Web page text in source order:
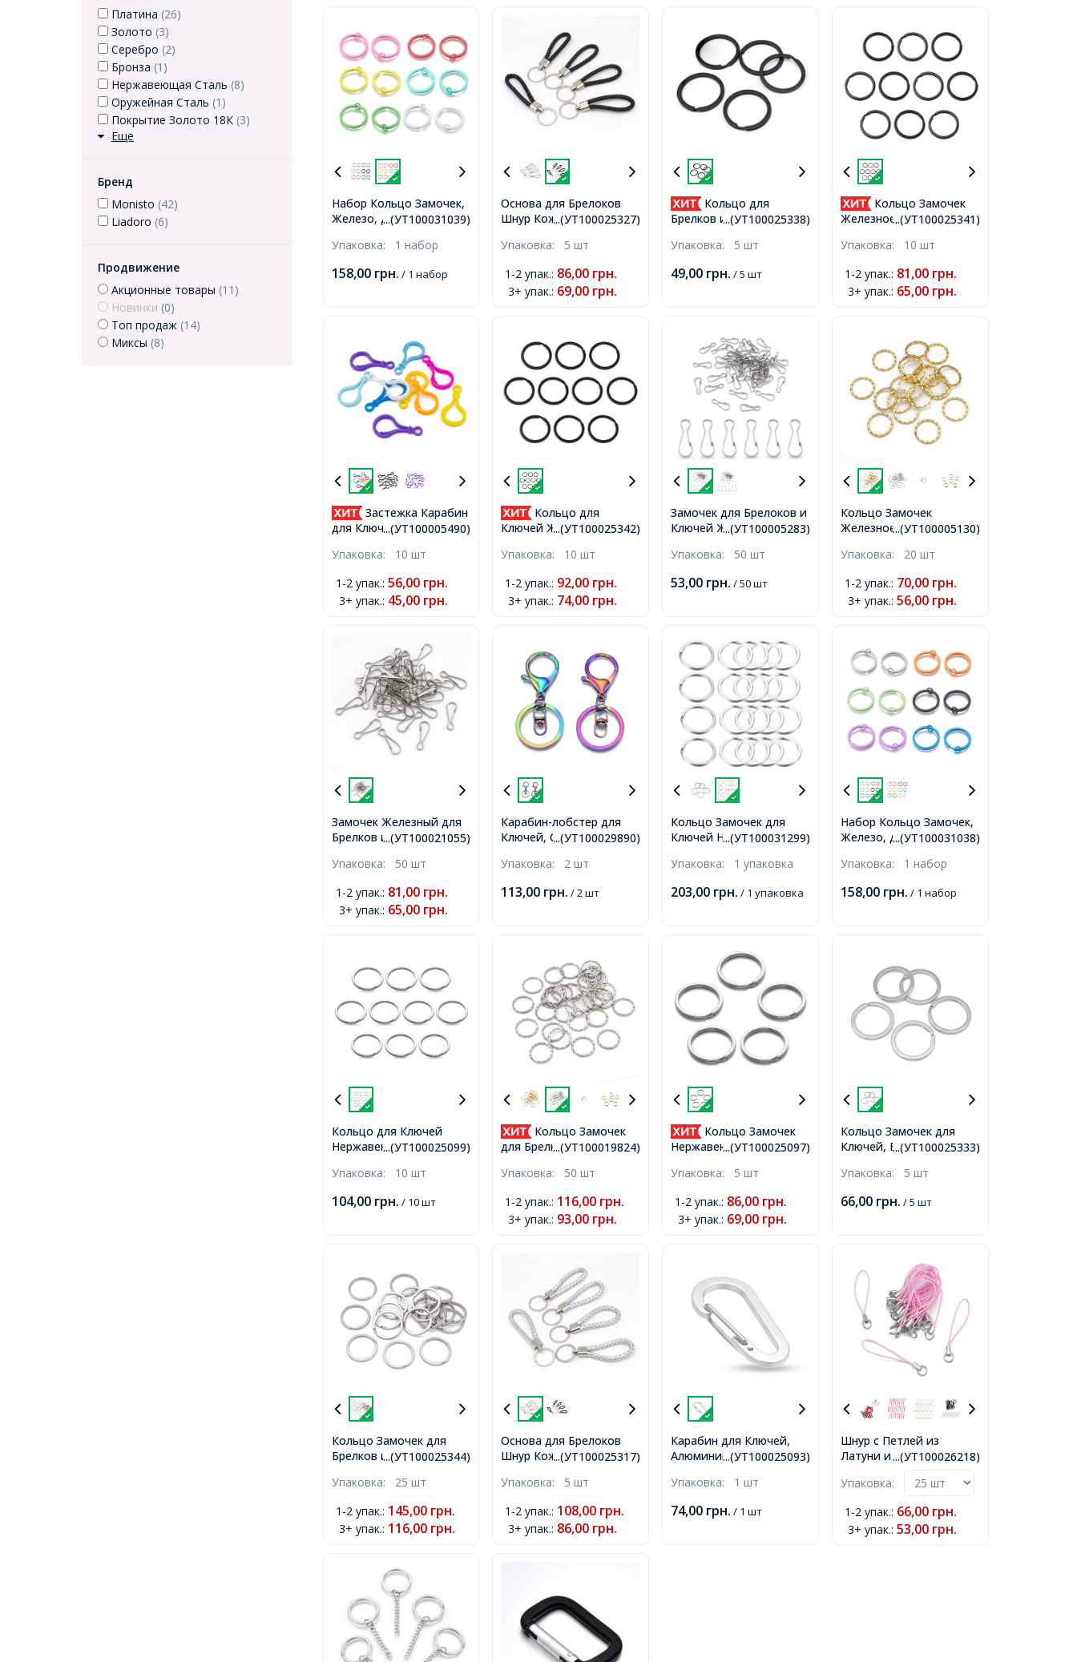
Платина (26)
Золото (3)
Серебро (2)
Бронза (1)
Нержавеющая Сталь (8)
Оружейная Сталь (1)
Покрытие Золото 18К (3)
Еще
Бренд
Monisto (42)
Liadoro (6)
Продвижение
Акционные товары (11)
Новинки (0)
Топ продаж (14)
Миксы (8)
...(УТ100031039)
Набор Кольцо Замочек,
Железо, для Брелоков и
Цвет: Микс, Размер:
диаметр: 24мм, 12шт/
Упаковка: 1 набор
158,00 грн. / 1 набор
...(УТ100025327)
Основа для Брелоков
Шнур Кожаный, Черная,
Упаковка: 5 шт
1-2 упак.: 86,00 грн.
3+ упак.: 69,00 грн.
...(УТ100025338)
Кольцо для
Брелков и Ключей,
Сталь, 32мм,
26.8мм,
Упаковка: 5 шт
49,00 грн. / 5 шт
...(УТ100025341)
Кольцо Замочек
Железное для Брелоков
28мм, Внутренний
Упаковка: 10 шт
1-2 упак.: 81,00 грн.
3+ упак.: 65,00 грн.
...(УТ100005490)
Застежка Карабин
для Ключей, Пластик,
51x25x3мм, Отверстие
Упаковка: 10 шт
1-2 упак.: 56,00 грн.
3+ упак.: 45,00 грн.
...(УТ100025342)
Кольцо для
Ключей Железное,
Внутренний Диаметр
Упаковка: 10 шт
1-2 упак.: 92,00 грн.
3+ упак.: 74,00 грн.
...(УТ100005283)
Замочек для Брелоков и
Ключей Железный,
Внутренний диаметр
Упаковка: 50 шт
53,00 грн. / 50 шт
...(УТ100005130)
Кольцо Замочек
Железное для Брелоков
25х1мм,
Упаковка: 20 шт
1-2 упак.: 70,00 грн.
3+ упак.: 56,00 грн.
...(УТ100021055)
Замочек Железный для
Брелков и Ключей,
Упаковка: 50 шт
1-2 упак.: 81,00 грн.
3+ упак.: 65,00 грн.
...(УТ100029890)
Карабин-лобстер для
Ключей, Сплав с
и кольцом, Цвет:
69мм, Карабин
Упаковка: 2 шт
113,00 грн. / 2 шт
...(УТ100031299)
Кольцо Замочек для
Ключей Нержавеющая
упаковка,
Упаковка: 1 упаковка
203,00 грн. / 1 упаковка
...(УТ100031038)
Набор Кольцо Замочек,
Железо, для Брелоков и
Цвет: Микс, Размер:
диаметр: 24мм, 12шт/
Упаковка: 1 набор
158,00 грн. / 1 набор
...(УТ100025099)
Кольцо для Ключей
Нержавеющая сталь,
Упаковка: 10 шт
104,00 грн. / 10 шт
...(УТ100019824)
Кольцо Замочек
для Брелков и Ключей
25х1.5мм,
Упаковка: 50 шт
1-2 упак.: 116,00 грн.
3+ упак.: 93,00 грн.
...(УТ100025097)
Кольцо Замочек
Нержавеющая Сталь
30х3мм,
Упаковка: 5 шт
1-2 упак.: 86,00 грн.
3+ упак.: 69,00 грн.
...(УТ100025333)
Кольцо Замочек для
Ключей, Брелоков
28x2.7мм,
Упаковка: 5 шт
66,00 грн. / 5 шт
...(УТ100025344)
Кольцо Замочек для
Брелков и Ключей
30мм, Диаметр Внутри
Упаковка: 25 шт
1-2 упак.: 145,00 грн.
3+ упак.: 116,00 грн.
...(УТ100025317)
Основа для Брелоков
Шнур Кожаный,
125x15.5мм, Кольцо
Упаковка: 5 шт
1-2 упак.: 108,00 грн.
3+ упак.: 86,00 грн.
...(УТ100025093)
Карабин для Ключей,
Алюминий, Цвет:
60.5x30.5x9 мм,
Упаковка: 1 шт
74,00 грн. / 1 шт
...(УТ100026218)
Шнур с Петлей из
Латуни и Нейлона,
Брелоков, Розовый,
Упаковка:
1-2 упак.: 66,00 грн.
3+ упак.: 53,00 грн.